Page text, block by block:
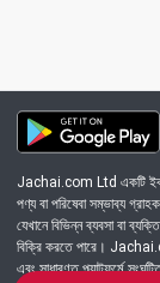
Jachai.com Ltd একটি
পণ্য বা পরিষেবা সম্ভাব্য
যেখানে বিভিন্ন ব্যবসা বা
বিক্রি করতে পারে।
এবং সাধারণত প্ল্যাটফর্মে